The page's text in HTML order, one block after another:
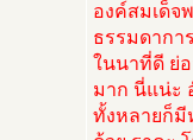
องค์สมเด็จ
ธรรมดาก
ในนาที่ดี ย่
มาก นี่แน่ะ
ทั้งหลายก็มี